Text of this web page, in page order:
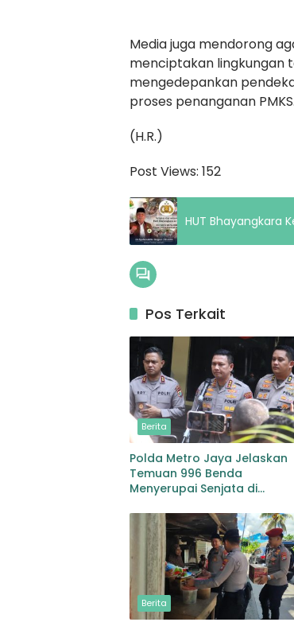
Media juga mendorong
menciptakan lingkungan
mengedepankan
proses penanganan PMKS.
(H.R.)
Post Views: 152
HUT Bhayangkara
Pos Terkait
Berita
Polda Metro Jaya Jelaskan
Temuan 996 Benda
Menyerupai Senjata di
Berita